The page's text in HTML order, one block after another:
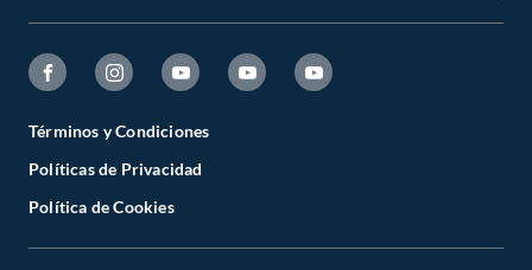
Términos y Condiciones
Políticas de Privacidad
Política de Cookies